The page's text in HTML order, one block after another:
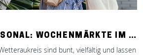
WOCHENMÄRKTE IM …
sind bunt, vielfältig und lassen